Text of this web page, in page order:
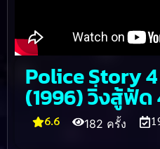
Police Story
(1996) วิ่งสู้ฟัด
6.6 182 ครั้ง